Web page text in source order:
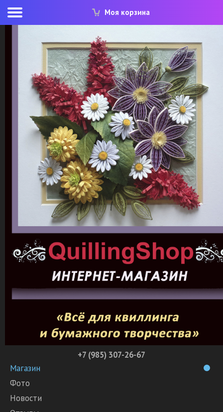
Моя корзина
+7 (985) 307-26-67
Магазин
Фото
Новости